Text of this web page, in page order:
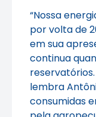
“Nossa
por volta de
em sua
continua
reservatórios.
lembra
consumidas